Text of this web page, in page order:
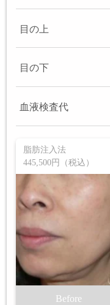
目の上
目の下
血液検査代
脂肪注入法
445,500円（税込）
Before